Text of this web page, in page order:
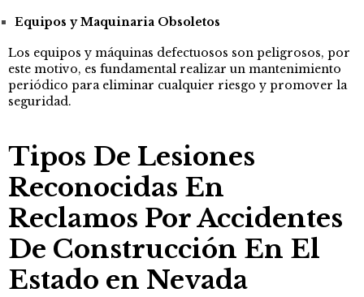
Equipos y Maquinaria Obsoletos
Los equipos y máquinas defectuosos son peligrosos, por
este motivo, es fundamental realizar un mantenimiento
periódico para eliminar cualquier riesgo y promover la
seguridad.
Tipos De Lesiones
Reconocidas En
Reclamos Por Accidentes
De Construcción En El
Estado en Nevada